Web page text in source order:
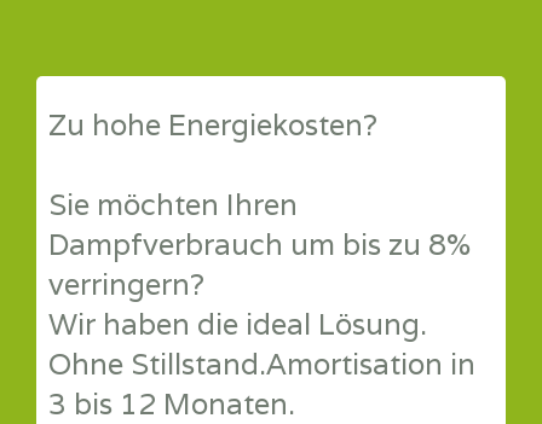
Zu hohe Energiekosten?
Sie möchten Ihren
Dampfverbrauch um bis zu 8%
verringern?
Wir haben die ideal Lösung.
Ohne Stillstand.Amortisation in
3 bis 12 Monaten.